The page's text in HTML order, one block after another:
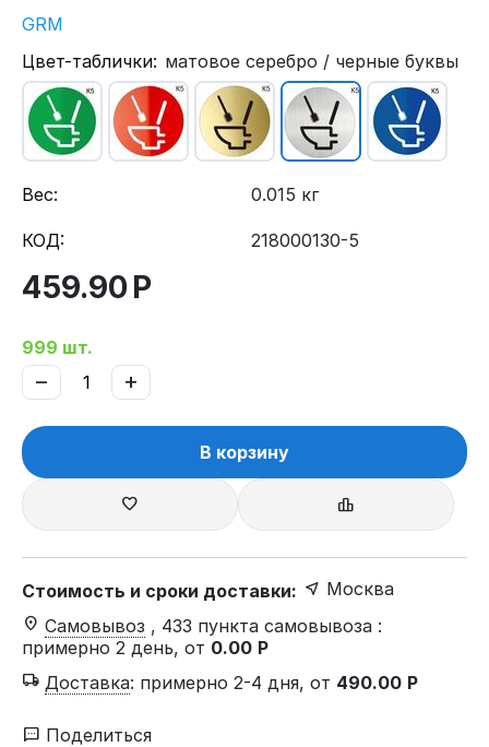
GRM
Цвет-таблички: матовое серебро / черные буквы
Вес: 0.015 кг
КОД: 218000130-5
459.90Р
999 шт.
+
−
В корзину
Стоимость и сроки доставки:
Москва
Самовывоз , 433 пункта самовывоза :
примерно 2 день, от 0.00 Р
Доставка: примерно 2-4 дня, от 490.00 Р
Поделиться